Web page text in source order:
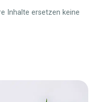
Inhalte ersetzen keine